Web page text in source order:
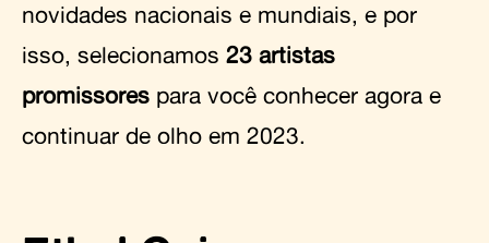
novidades nacionais e mundiais, e por
isso, selecionamos 23 artistas
promissores para você conhecer agora e
continuar de olho em 2023.